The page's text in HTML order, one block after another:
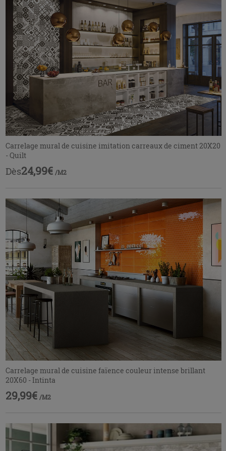
Carrelage mural de cuisine imitation carreaux de ciment 20X20
- Quilt
Dès24,99€ /M2
Carrelage mural de cuisine faïence couleur intense brillant
20X60 - Intinta
29,99€ /M2